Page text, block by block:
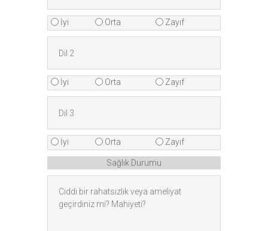
İyi Orta Zayıf
İyi Orta Zayıf
İyi Orta Zayıf
Sağlık Durumu